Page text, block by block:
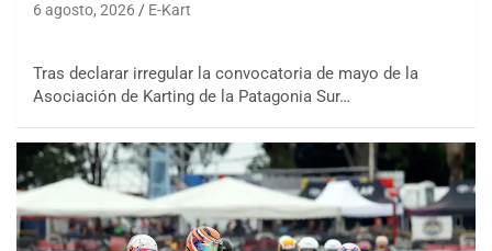
6 agosto, 2026 E-Kart
Tras declarar irregular la convocatoria de mayo de la
Asociación de Karting de la Patagonia Sur…